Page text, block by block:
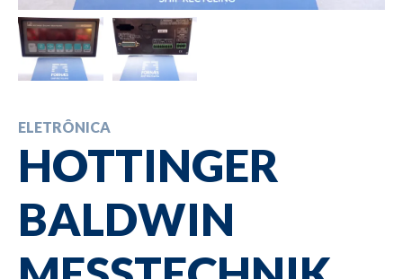
ELETRÔNICA
HOTTINGER
BALDWIN